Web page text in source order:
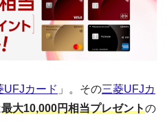
UFJカード 」。その三菱UFJカ
最大10,000円相当プレゼントの